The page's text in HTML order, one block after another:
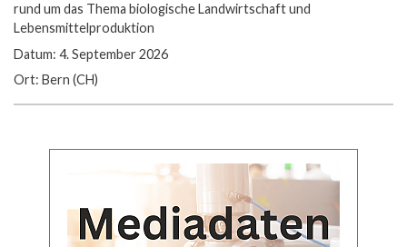
rund um das Thema biologische Landwirtschaft und
Lebensmittelproduktion
Datum: 4. September 2026
Ort: Bern (CH)